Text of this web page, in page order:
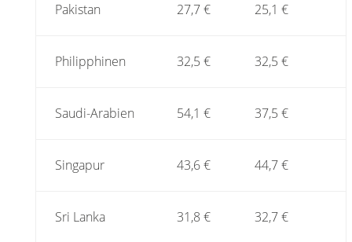
Pakistan 27,7 € 25,1 €
Philipphinen 32,5 € 32,5 €
Saudi-Arabien 54,1 € 37,5 €
Singapur 43,6 € 44,7 €
Sri Lanka 31,8 € 32,7 €